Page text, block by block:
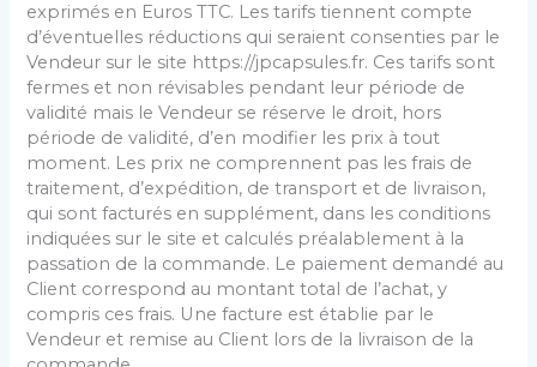
exprimés en Euros TTC. Les tarifs tiennent compte
d’éventuelles réductions qui seraient consenties par le
Vendeur sur le site https://jpcapsules.fr. Ces tarifs sont
fermes et non révisables pendant leur période de
validité mais le Vendeur se réserve le droit, hors
période de validité, d’en modifier les prix à tout
moment. Les prix ne comprennent pas les frais de
traitement, d’expédition, de transport et de livraison,
qui sont facturés en supplément, dans les conditions
indiquées sur le site et calculés préalablement à la
passation de la commande. Le paiement demandé au
Client correspond au montant total de l’achat, y
compris ces frais. Une facture est établie par le
Vendeur et remise au Client lors de la livraison de la